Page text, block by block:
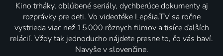
Kino trháky, obľúbené seriály, dychberúce dokumenty aj
rozprávky pre deti. Vo videotéke Lepšia.TV sa ročne
vystrieda viac než 15 000 rôznych filmov a tisíce ďalších
relácií. Vždy tak jednoducho nájdete presne to, čo vás baví.
Navyše v slovenčine.